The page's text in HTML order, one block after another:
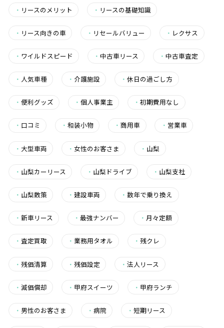
・ リースのメリット ・ リースの基礎知識
・ リース向きの車 ・ リセールバリュー ・ レクサス
・ ワイルドスピード ・中古車リース ・中古車査定
・ 人気車種 ・ 介護施設 ・休日の過ごし方
・ 便利グッズ ・個人事業主 ・初期費用なし
・ 口コミ ・和装小物 ・商用車 ・ 営業車
・ 大型車両 ・女性のお客さま ・ 山梨
・ 山梨カーリース ・ 山梨ドライブ ・ 山梨支社
・ 山梨散策 ・建設車両 ・数年で乗り換え
・ 新車リース ・最強ナンバー ・ 月々定額
・ 査定買取 ・ 業務用タオル ・ 残クレ
・ 残価清算 ・ 残価設定 ・法人リース
・ 減価償却 ・ 甲府スイーツ ・ 甲府ランチ
・ 男性のお客さま ・病院 ・短期リース